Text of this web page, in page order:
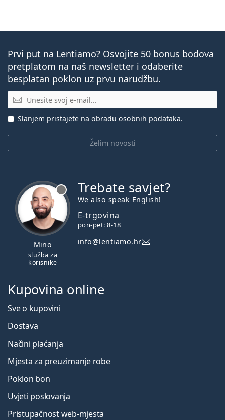
Prvi put na Lentiamo? Osvojite 50 bonus bodova
pretplatom na naš newsletter i odaberite
besplatan poklon uz prvu narudžbu.
E-mail
Želim novosti
Slanjem pristajete na obradu osobnih podataka.
Mino
služba za
korisnike
Trebate savjet?
We also speak English!
E-trgovina
pon-pet: 8-18
info@lentiamo.hr
Kupovina online
Sve o kupovini
Dostava
Načini plaćanja
Mjesta za preuzimanje robe
Poklon bon
Uvjeti poslovanja
Pristupačnost web-mjesta